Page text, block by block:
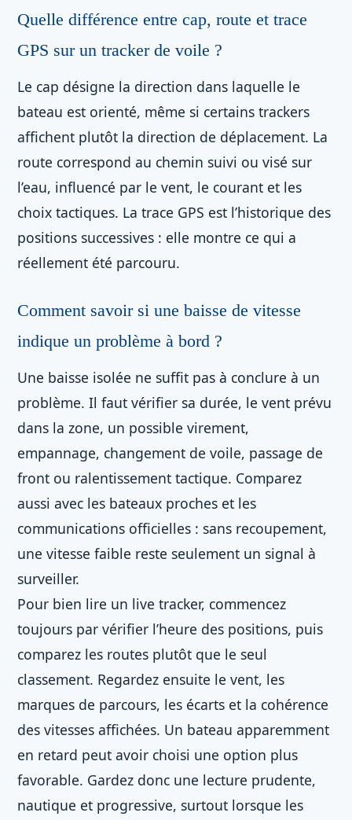
Quelle différence entre cap, route et trace
GPS sur un tracker de voile ?
Le cap désigne la direction dans laquelle le
bateau est orienté, même si certains trackers
affichent plutôt la direction de déplacement. La
route correspond au chemin suivi ou visé sur
l’eau, influencé par le vent, le courant et les
choix tactiques. La trace GPS est l’historique des
positions successives : elle montre ce qui a
réellement été parcouru.
Comment savoir si une baisse de vitesse
indique un problème à bord ?
Une baisse isolée ne suffit pas à conclure à un
problème. Il faut vérifier sa durée, le vent prévu
dans la zone, un possible virement,
empannage, changement de voile, passage de
front ou ralentissement tactique. Comparez
aussi avec les bateaux proches et les
communications officielles : sans recoupement,
une vitesse faible reste seulement un signal à
surveiller.
Pour bien lire un live tracker, commencez
toujours par vérifier l’heure des positions, puis
comparez les routes plutôt que le seul
classement. Regardez ensuite le vent, les
marques de parcours, les écarts et la cohérence
des vitesses affichées. Un bateau apparemment
en retard peut avoir choisi une option plus
favorable. Gardez donc une lecture prudente,
nautique et progressive, surtout lorsque les